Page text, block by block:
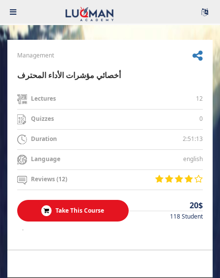
Management
أخصائي مؤشرات الأداء المحترف
Lectures 12
Quizzes 0
Duration 2:51:13
Language english
Reviews (12)
Take This Course 20$
118 Student
.